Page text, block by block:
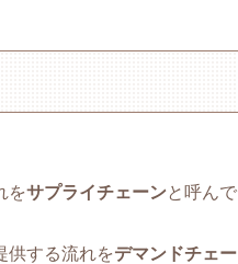
をサプライチェーンと呼んで
供する流れをデマンドチェー